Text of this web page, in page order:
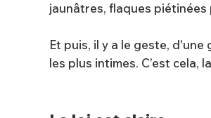
jaunâtres, flaques
Et puis, il y a le geste,
les plus intimes. C’est cela,